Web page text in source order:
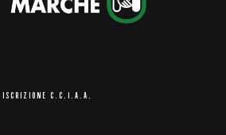
C.C.I.A.A.